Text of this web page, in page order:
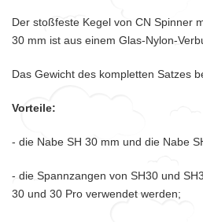
Der stoßfeste Kegel von CN Spinner
30 mm ist aus einem Glas-Nylon-
Das Gewicht des kompletten Satzes
Vorteile:
- die Nabe SH 30 mm und die Nabe
- die Spannzangen von SH30 und
30 und 30 Pro verwendet werden;